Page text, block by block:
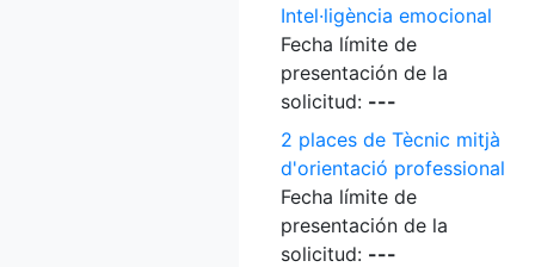
Intel·ligència emocional
Fecha límite de
presentación de la
solicitud: ---
2 places de Tècnic mitjà
d'orientació professional
Fecha límite de
presentación de la
solicitud: ---